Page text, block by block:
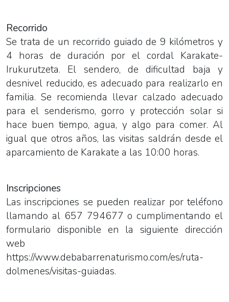
Recorrido
Se trata de un recorrido guiado de 9 kilómetros y
4 horas de duración por el cordal Karakate-
Irukurutzeta. El sendero, de dificultad baja y
desnivel reducido, es adecuado para realizarlo en
familia. Se recomienda llevar calzado adecuado
para el senderismo, gorro y protección solar si
hace buen tiempo, agua, y algo para comer. Al
igual que otros años, las visitas saldrán desde el
aparcamiento de Karakate a las 10:00 horas.
Inscripciones
Las inscripciones se pueden realizar por teléfono
llamando al 657 794677 o cumplimentando el
formulario disponible en la siguiente dirección
web
https://www.debabarrenaturismo.com/es/ruta-
dolmenes/visitas-guiadas.